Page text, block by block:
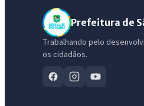
Prefeitura de
Trabalhando pelo
os cidadãos.